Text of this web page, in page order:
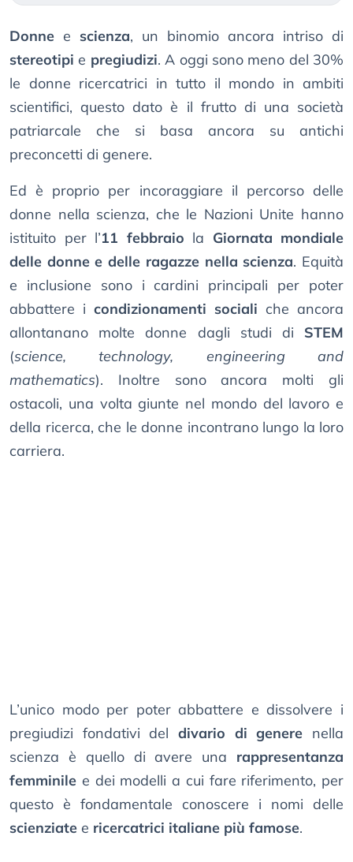
Donne e scienza, un binomio ancora intriso di
stereotipi e pregiudizi. A oggi sono meno del 30%
le donne ricercatrici in tutto il mondo in ambiti
scientifici, questo dato è il frutto di una società
patriarcale che si basa ancora su antichi
preconcetti di genere.
Ed è proprio per incoraggiare il percorso delle
donne nella scienza, che le Nazioni Unite hanno
istituito per l’11 febbraio la Giornata mondiale
delle donne e delle ragazze nella scienza. Equità
e inclusione sono i cardini principali per poter
abbattere i condizionamenti sociali che ancora
allontanano molte donne dagli studi di STEM
(science, technology, engineering and
mathematics). Inoltre sono ancora molti gli
ostacoli, una volta giunte nel mondo del lavoro e
della ricerca, che le donne incontrano lungo la loro
carriera.
L’unico modo per poter abbattere e dissolvere i
pregiudizi fondativi del divario di genere nella
scienza è quello di avere una rappresentanza
femminile e dei modelli a cui fare riferimento, per
questo è fondamentale conoscere i nomi delle
scienziate e ricercatrici italiane più famose.